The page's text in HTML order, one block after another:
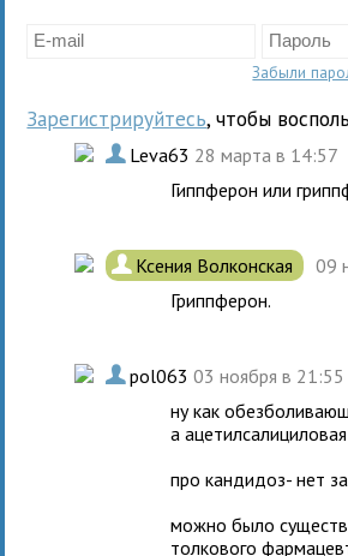
Забыли
Зарегистрируйтесь, чтобы
. Leva63 28 марта в 14:57
Гиппферон или
. Ксения Волконская
09
Гриппферон.
. pol06303 ноября в 21:55
ну как
а
про кандидоз- нет
можно было
толкового